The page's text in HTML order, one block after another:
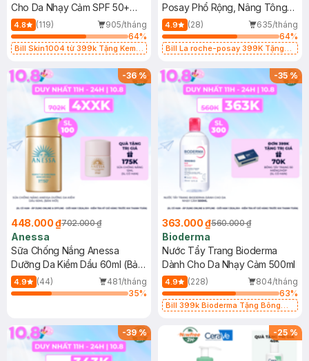
Cho Da Nhạy Cảm SPF 50+
50ml
4.8 (119)
905/tháng
64%
Bill Skin1004 từ 399k Tặng Kem
SPF 50+ 20ml (SL Có Hạn)
Posay Phổ Rộng, Nâng Tông
Kiềm Dầu 50ml
4.9 (28)
635/tháng
64%
Bill La roche-posay 399K Tặng
(SL có hạn)
-36%
448.000 ₫702.000 ₫
Anessa
Sữa Chống Nắng Anessa
Dưỡng Da Kiềm Dầu 60ml (Bản
Mới)
4.9 (44)
481/tháng
35%
-35%
363.000 ₫560.000 ₫
Bioderma
Nước Tẩy Trang Bioderma
Dành Cho Da Nhạy Cảm 500ml
4.9 (228)
804/tháng
63%
Bill 399k Bioderma Tặng Bông
-39% -25 %